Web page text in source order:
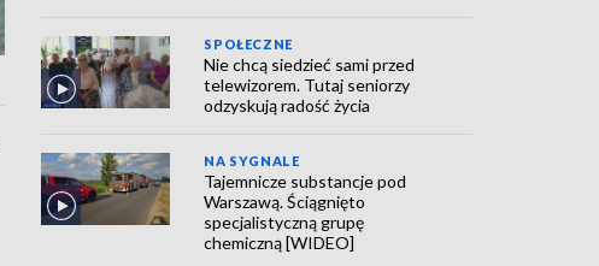
SPOŁECZNE
Nie chcą siedzieć sami przed
telewizorem. Tutaj seniorzy
odzyskują radość życia
NA SYGNALE
Tajemnicze substancje pod
Warszawą. Ściągnięto
specjalistyczną grupę
chemiczną [WIDEO]